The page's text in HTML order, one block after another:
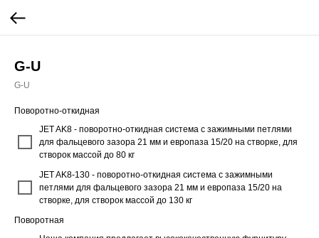
G-U
G-U
Поворотно-откидная
JET AK8 - поворотно-откидная система с зажимными петлями
для фальцевого зазора 21 мм и европаза 15/20 на створке, для
створок массой до 80 кг
JET AK8-130 - поворотно-откидная система с зажимными
петлями для фальцевого зазора 21 мм и европаза 15/20 на
створке, для створок массой до 130 кг
Поворотная